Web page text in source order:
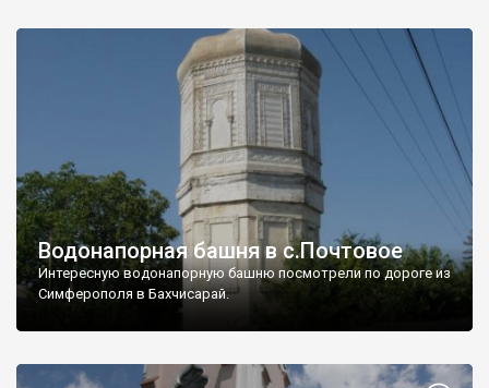
Водонапорная башня в с.Почтовое
Интересную водонапорную башню посмотрели по дороге из
Симферополя в Бахчисарай.